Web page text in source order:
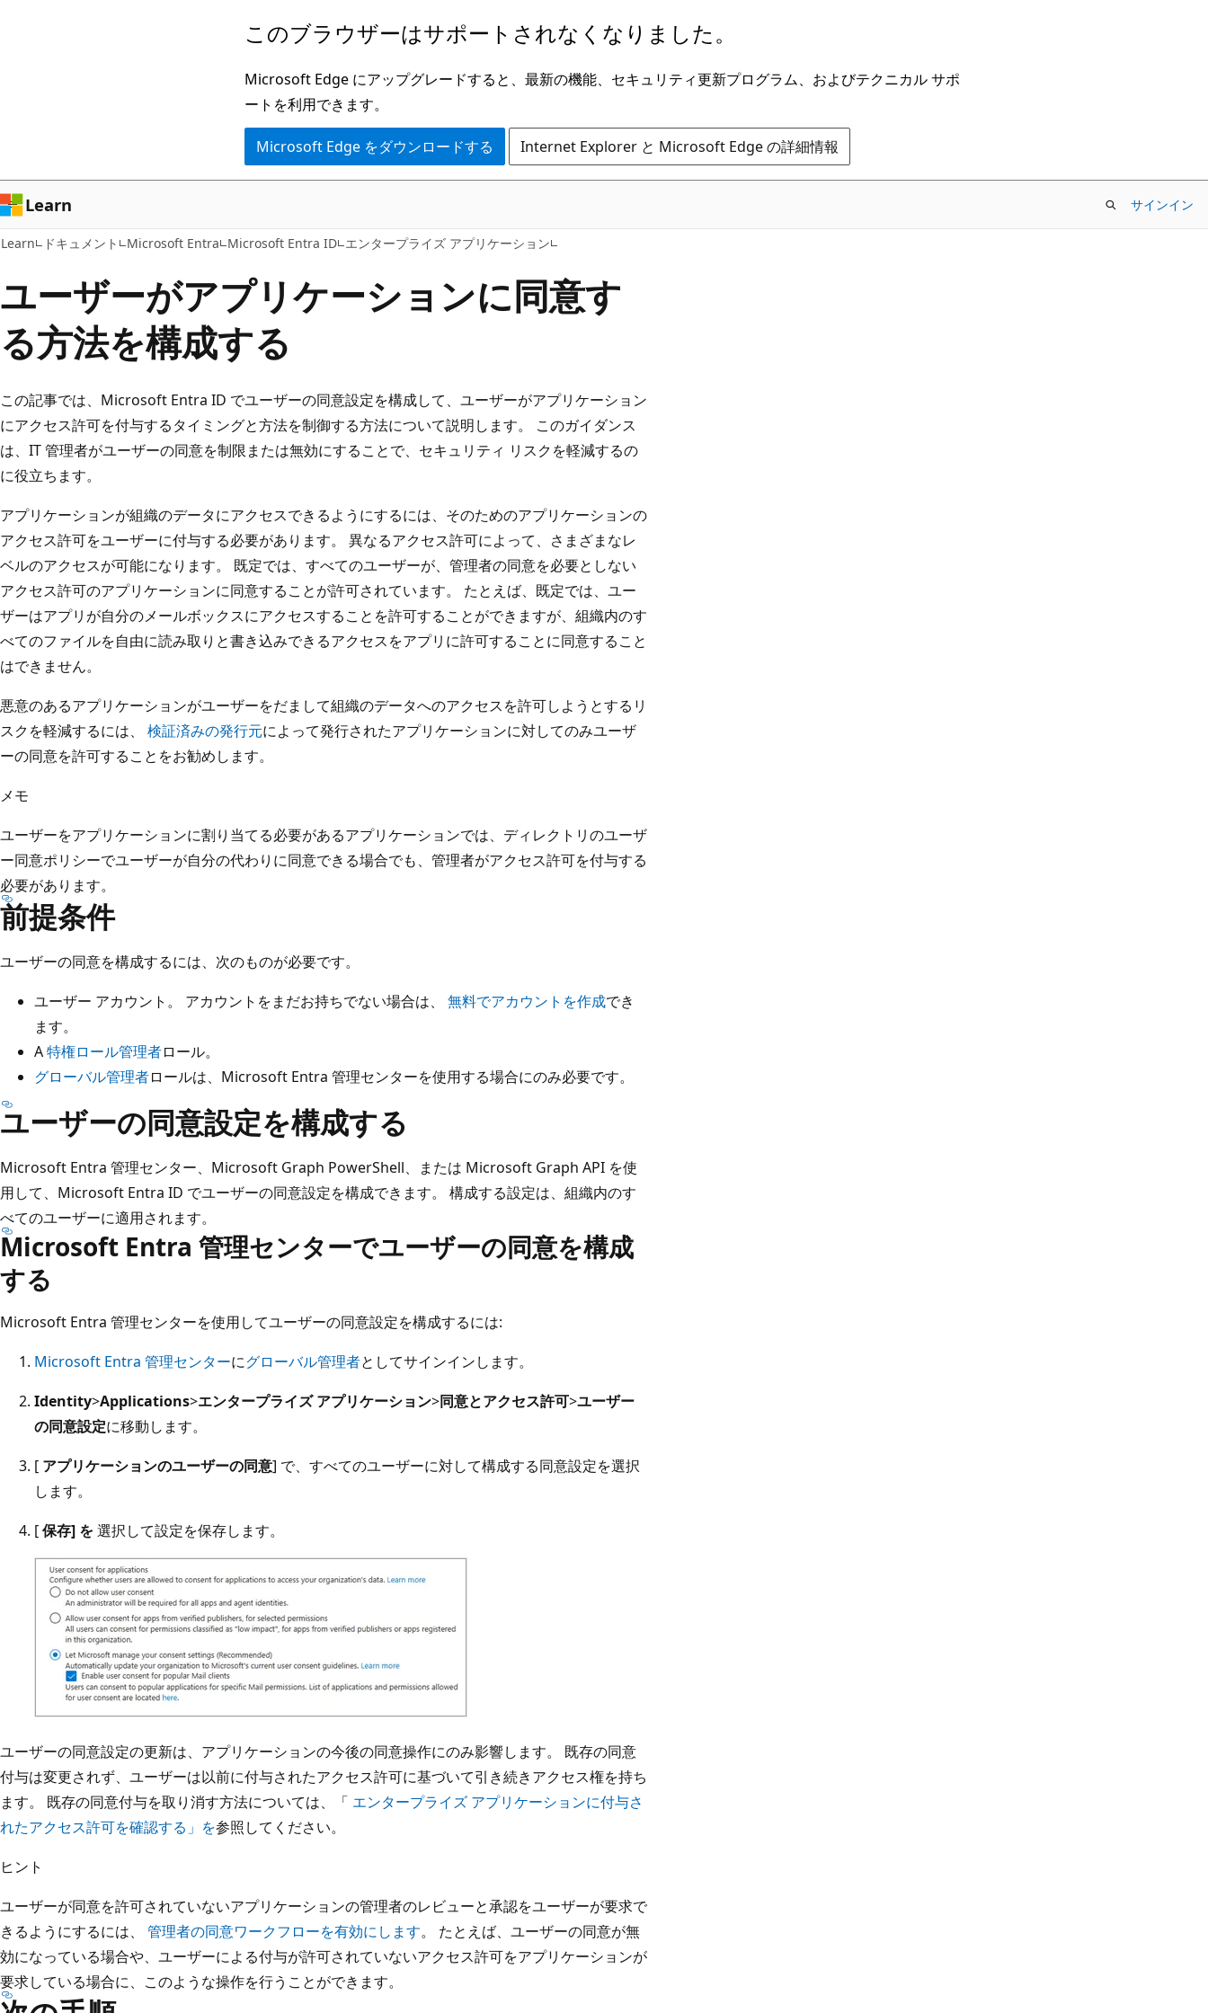
ン
ツ
に
ス
ッ
プ
このブラウザーはサポートされなくなりました。
Microsoft Edge にアップグレードすると、最新の機能、セキュリティ更新プログラム、およびテクニカル サポ
ートを利用できます。
Microsoft Edge をダウンロードする Internet Explorer と Microsoft Edge の詳細情報
Learn サインイン
Learn ドキュメント Microsoft Entra Microsoft Entra ID エンタープライズ アプリケーション
ユーザーがアプリケーションに同意す
る方法を構成する
この記事では、Microsoft Entra ID でユーザーの同意設定を構成して、ユーザーがアプリケーション
にアクセス許可を付与するタイミングと方法を制御する方法について説明します。 このガイダンス
は、IT 管理者がユーザーの同意を制限または無効にすることで、セキュリティ リスクを軽減するの
に役立ちます。
アプリケーションが組織のデータにアクセスできるようにするには、そのためのアプリケーションの
アクセス許可をユーザーに付与する必要があります。 異なるアクセス許可によって、さまざまなレ
ベルのアクセスが可能になります。 既定では、すべてのユーザーが、管理者の同意を必要としない
アクセス許可のアプリケーションに同意することが許可されています。 たとえば、既定では、ユー
ザーはアプリが自分のメールボックスにアクセスすることを許可することができますが、組織内のす
べてのファイルを自由に読み取りと書き込みできるアクセスをアプリに許可することに同意すること
はできません。
悪意のあるアプリケーションがユーザーをだまして組織のデータへのアクセスを許可しようとするリ
スクを軽減するには、 検証済みの発行元によって発行されたアプリケーションに対してのみユーザ
ーの同意を許可することをお勧めします。
メモ
ユーザーをアプリケーションに割り当てる必要があるアプリケーションでは、ディレクトリのユーザ
ー同意ポリシーでユーザーが自分の代わりに同意できる場合でも、管理者がアクセス許可を付与する
必要があります。
前提条件
ユーザーの同意を構成するには、次のものが必要です。
ユーザー アカウント。 アカウントをまだお持ちでない場合は、 無料でアカウントを作成でき
ます。
A特権ロール管理者ロール。
グローバル管理者ロールは、Microsoft Entra 管理センターを使用する場合にのみ必要です。
ユーザーの同意設定を構成する
Microsoft Entra 管理センター、Microsoft Graph PowerShell、または Microsoft Graph API を使
用して、Microsoft Entra ID でユーザーの同意設定を構成できます。 構成する設定は、組織内のす
べてのユーザーに適用されます。
Microsoft Entra 管理センターでユーザーの同意を構成
する
Microsoft Entra 管理センターを使用してユーザーの同意設定を構成するには:
Microsoft Entra 管理センターにグローバル管理者としてサインインします。
Identity>Applications>エンタープライズ アプリケーション>同意とアクセス許可>ユーザー
の同意設定に移動します。
[ アプリケーションのユーザーの同意] で、すべてのユーザーに対して構成する同意設定を選択
します。
[保存] を選択して設定を保存します。
ユーザーの同意設定の更新は、アプリケーションの今後の同意操作にのみ影響します。 既存の同意
付与は変更されず、ユーザーは以前に付与されたアクセス許可に基づいて引き続きアクセス権を持ち
ます。 既存の同意付与を取り消す方法については、「 エンタープライズ アプリケーションに付与さ
れたアクセス許可を確認する」を参照してください。
ヒント
ユーザーが同意を許可されていないアプリケーションの管理者のレビューと承認をユーザーが要求で
きるようにするには、 管理者の同意ワークフローを有効にします。 たとえば、ユーザーの同意が無
効になっている場合や、ユーザーによる付与が許可されていないアクセス許可をアプリケーションが
要求している場合に、このような操作を行うことができます。